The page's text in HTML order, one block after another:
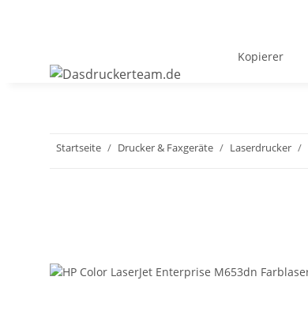
Kopierer
Startseite Drucker & Faxgeräte Laserdrucker